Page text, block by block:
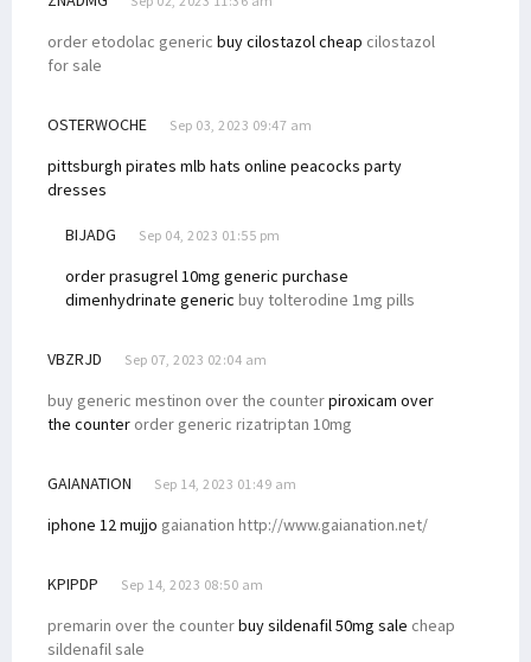
order etodolac generic buy cilostazol cheap cilostazol
for sale
OSTERWOCHE Sep 03, 2023 09:47 am
pittsburgh pirates mlb hats online peacocks party
dresses
BIJADG Sep 04, 2023 01:55 pm
order prasugrel 10mg generic purchase
dimenhydrinate generic buy tolterodine 1mg pills
VBZRJD Sep 07, 2023 02:04 am
buy generic mestinon over the counterpiroxicam over
the counter order generic rizatriptan 10mg
GAIANATION Sep 14, 2023 01:49 am
iphone 12 mujjo gaianation http://www.gaianation.net/
KPIPDP Sep 14, 2023 08:50 am
premarin over the counterbuy sildenafil 50mg sale cheap
sildenafil sale